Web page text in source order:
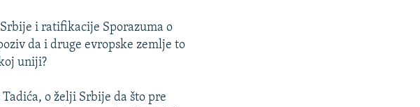
i ratifikacije Sporazuma o
da i druge evropske zemlje to
uniji?
o želji Srbije da što pre